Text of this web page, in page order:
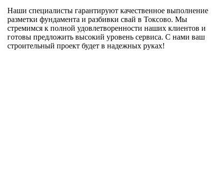
Наши специалисты гарантируют качественное выполнение
разметки фундамента и разбивки свай в Токсово. Мы
стремимся к полной удовлетворенности наших клиентов и
готовы предложить высокий уровень сервиса. С нами ваш
строительный проект будет в надежных руках!